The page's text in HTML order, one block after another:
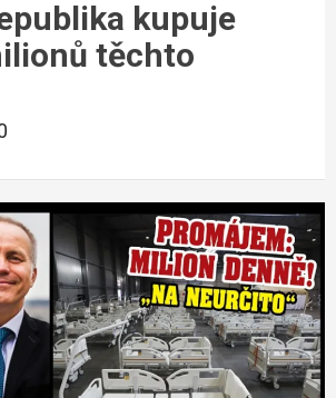
kupuje
těchto